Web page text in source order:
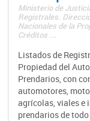
Ministerio de
Registrales.
Nacionales de la
Créditos ...
Listados de
Propiedad del
Prendarios, con
automotores,
agrícolas, viales e
prendarios de todo